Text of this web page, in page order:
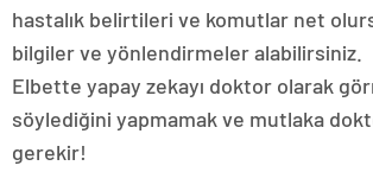
hastalık belirtileri ve komutlar net
bilgiler ve yönlendirmeler alabilirsiniz.
Elbette yapay zekayı doktor olarak
söylediğini yapmamak ve mutlaka
gerekir!